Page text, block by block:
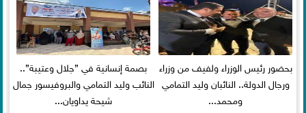
بحضور رئيس الوزراء ولفيف من وزراء
ورجال الدولة.. النائبان وليد التمامي
ومحمد...
بصمة إنسانية في ”جلال وعتيبة”..
النائب وليد التمامي والبروفيسور جمال
شيحة يداويان...